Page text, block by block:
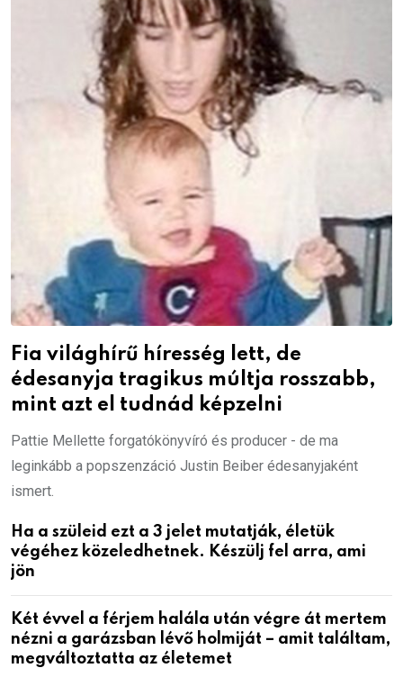
Fia világhírű híresség lett, de
édesanyja tragikus múltja rosszabb,
mint azt el tudnád képzelni
Pattie Mellette forgatókönyvíró és producer - de ma
leginkább a popszenzáció Justin Beiber édesanyjaként
ismert.
Ha a szüleid ezt a 3 jelet mutatják, életük
végéhez közeledhetnek. Készülj fel arra, ami
jön
Két évvel a férjem halála után végre át mertem
nézni a garázsban lévő holmiját – amit találtam,
megváltoztatta az életemet